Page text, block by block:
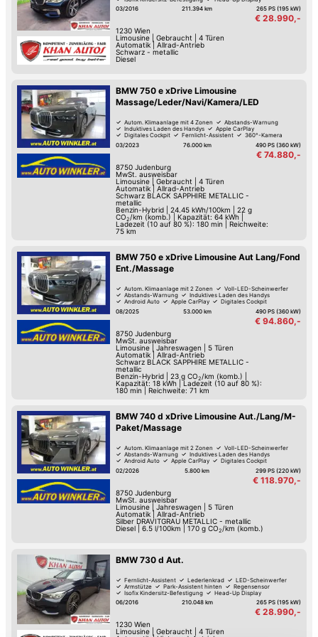
03/2016
211.394 km 265 PS (195 kW)
€ 28.990,-
1230 Wien
Limousine| Gebraucht
4 Türen
Automatik| Allrad-Antrieb
Schwarz - metallic
Diesel
BMW 750 e xDrive Limousine
Massage/Leder/Navi/Kamera/LED
Autom. Klimaanlage mit 4 Zonen
Abstands-Warnung
Induktives Laden des Handys
Apple CarPlay
Digitales Cockpit
Fernlicht-Assistent
360°-Kamera
Verkehrszeichen-Erkennung
03/2023 76.000 km 490 PS (360 kW)
€ 74.880,-
8750 Judenburg
MwSt. ausweisbar
Limousine| Gebraucht
4 Türen
Automatik| Allrad-Antrieb
Schwarz BLACK SAPPHIRE METALLIC -
metallic
Benzin-Hybrid
24.45 kWh/100km 22 g
CO2 /km (komb.)
Kapazität: 64 kWh |
Ladezeit (10 auf 80 %): 180 min | Reichweite:
75 km
BMW 750 e xDrive Limousine Aut Lang/Fond
Ent./Massage
Autom. Klimaanlage mit 2 Zonen
Voll-LED-Scheinwerfer
Abstands-Warnung
Induktives Laden des Handys
Android Auto
Apple CarPlay
Digitales Cockpit
Fernlicht-Assistent
08/2025 53.000 km 490 PS (360 kW)
€ 94.860,-
8750 Judenburg
MwSt. ausweisbar
Limousine| Jahreswagen
5 Türen
Automatik| Allrad-Antrieb
Schwarz BLACK SAPPHIRE METALLIC -
metallic
Benzin-Hybrid
23 g CO2 /km (komb.)
Kapazität: 18 kWh | Ladezeit (10 auf 80 %):
180 min | Reichweite: 71 km
BMW 740 d xDrive Limousine Aut./Lang/M-
Paket/Massage
Autom. Klimaanlage mit 2 Zonen
Voll-LED-Scheinwerfer
Abstands-Warnung
Induktives Laden des Handys
Android Auto
Apple CarPlay
Digitales Cockpit
Fernlicht-Assistent
02/2026 5.800 km 299 PS (220 kW)
€ 118.970,-
8750 Judenburg
MwSt. ausweisbar
Limousine| Jahreswagen
5 Türen
Automatik| Allrad-Antrieb
Silber DRAVITGRAU METALLIC - metallic
Diesel
6.5 l/100km 170 g CO2 /km (komb.)
BMW 730 d Aut.
Fernlicht-Assistent Lederlenkrad
LED-Scheinwerfer
Armstütze
Park-Assistent hinten
Regensensor
Isofix Kindersitz-Befestigung
Head-Up Display
06/2016
210.048 km 265 PS (195 kW)
€ 28.990,-
1230 Wien
Limousine| Gebraucht
4 Türen